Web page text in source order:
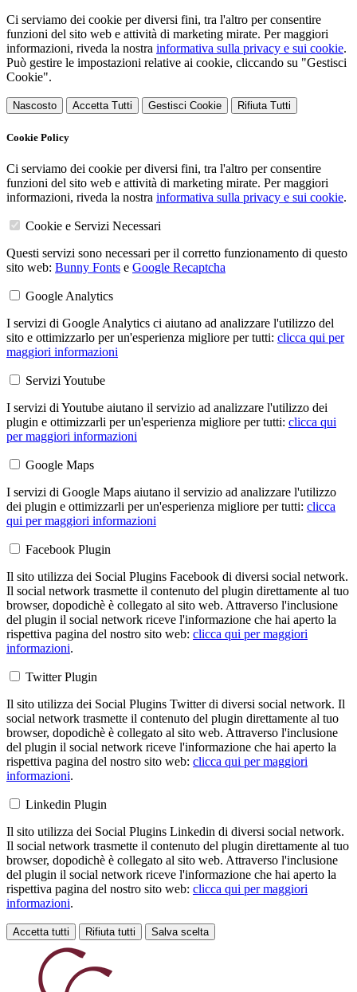
Ci serviamo dei cookie per diversi fini, tra l'altro per consentire
funzioni del sito web e attività di marketing mirate. Per maggiori
informazioni, riveda la nostra informativa sulla privacy e sui cookie.
Può gestire le impostazioni relative ai cookie, cliccando su "Gestisci
Cookie".
Nascosto Accetta Tutti Gestisci Cookie Rifiuta Tutti
Cookie Policy
Ci serviamo dei cookie per diversi fini, tra l'altro per consentire
funzioni del sito web e attività di marketing mirate. Per maggiori
informazioni, riveda la nostra informativa sulla privacy e sui cookie.
Cookie e Servizi Necessari
Questi servizi sono necessari per il corretto funzionamento di questo
sito web: Bunny Fonts e Google Recaptcha
Google Analytics
I servizi di Google Analytics ci aiutano ad analizzare l'utilizzo del
sito e ottimizzarlo per un'esperienza migliore per tutti: clicca qui per
maggiori informazioni
Servizi Youtube
I servizi di Youtube aiutano il servizio ad analizzare l'utilizzo dei
plugin e ottimizzarli per un'esperienza migliore per tutti: clicca qui
per maggiori informazioni
Google Maps
I servizi di Google Maps aiutano il servizio ad analizzare l'utilizzo
dei plugin e ottimizzarli per un'esperienza migliore per tutti: clicca
qui per maggiori informazioni
Facebook Plugin
Il sito utilizza dei Social Plugins Facebook di diversi social network.
Il social network trasmette il contenuto del plugin direttamente al tuo
browser, dopodichè è collegato al sito web. Attraverso l'inclusione
del plugin il social network riceve l'informazione che hai aperto la
rispettiva pagina del nostro sito web: clicca qui per maggiori
informazioni.
Twitter Plugin
Il sito utilizza dei Social Plugins Twitter di diversi social network. Il
social network trasmette il contenuto del plugin direttamente al tuo
browser, dopodichè è collegato al sito web. Attraverso l'inclusione
del plugin il social network riceve l'informazione che hai aperto la
rispettiva pagina del nostro sito web: clicca qui per maggiori
informazioni.
Linkedin Plugin
Il sito utilizza dei Social Plugins Linkedin di diversi social network.
Il social network trasmette il contenuto del plugin direttamente al tuo
browser, dopodichè è collegato al sito web. Attraverso l'inclusione
del plugin il social network riceve l'informazione che hai aperto la
rispettiva pagina del nostro sito web: clicca qui per maggiori
informazioni.
Accetta tutti Rifiuta tutti Salva scelta